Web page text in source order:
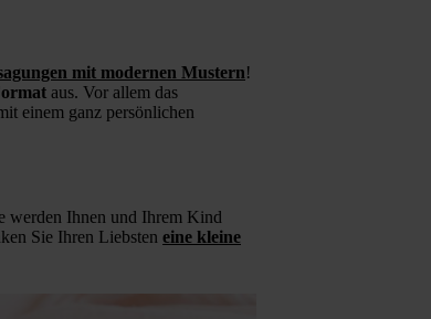
mit modernen Mustern!
aus. Vor allem das
einem ganz persönlichen
werden Ihnen und Ihrem Kind
Sie Ihren Liebsten eine kleine